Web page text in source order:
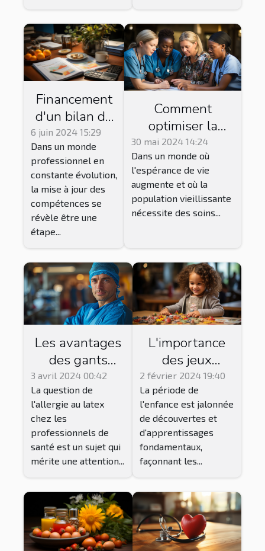
Financement
d'un bilan de
compétences :
options et
conseils
6 juin 2024 15:29
Dans un monde
professionnel en
constante évolution,
la mise à jour des
compétences se
révèle être une
étape...
Comment
optimiser la
gestion des
équipes
pluridisciplinaires
dans les maisons
de retraite pour
?
30 mai 2024 14:24
Dans un monde où
l'espérance de vie
augmente et où la
population vieillissante
nécessite des soins...
Les avantages
des gants
nitrile pour les
professionnels
de santé
allergiques au
latex
3 avril 2024 00:42
La question de
l'allergie au latex
chez les
professionnels de
santé est un sujet qui
mérite une attention...
L'importance
des jeux
éducatifs dans
le
développement
cognitif de
l'enfant
2 février 2024 19:40
La période de
l'enfance est jalonnée
de découvertes et
d'apprentissages
fondamentaux,
façonnant les...